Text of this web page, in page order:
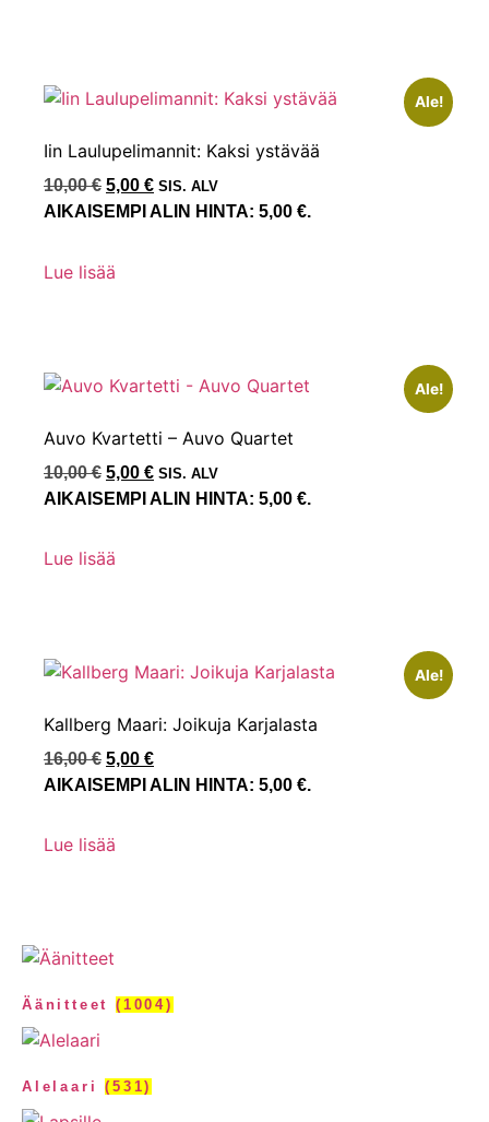
Ale!
Iin Laulupelimannit: Kaksi ystävää
10,00€ 5,00 € SIS. ALV
AIKAISEMPI ALIN HINTA: 5,00 €.
Lue lisää
Ale!
Auvo Kvartetti – Auvo Quartet
10,00€ 5,00 € SIS. ALV
AIKAISEMPI ALIN HINTA: 5,00 €.
Lue lisää
Ale!
Kallberg Maari: Joikuja Karjalasta
16,00€ 5,00 €
AIKAISEMPI ALIN HINTA: 5,00 €.
Lue lisää
Äänitteet(1004)
Alelaari(531)